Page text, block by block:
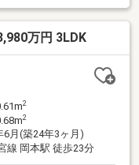
気の平屋タイプです
の物件で、小学校も
万円 3LDK
2
2
6月(築24年3ヶ月)
線 岡本駅 徒歩23分